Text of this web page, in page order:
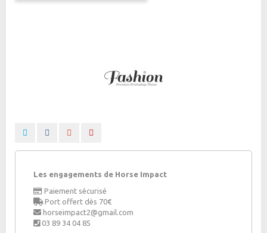
Les engagements de Horse Impact
Paiement sécurisé
Port offert dès 70€
horseimpact2@gmail.com
03 89 34 04 85